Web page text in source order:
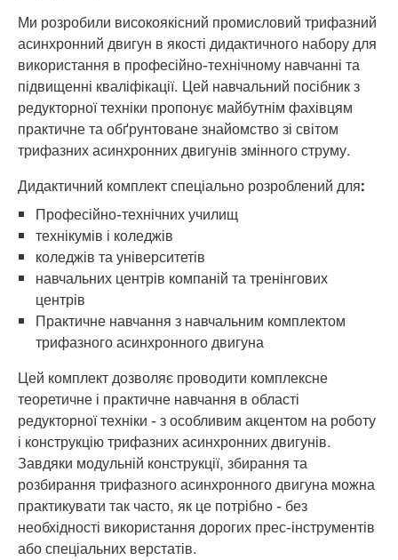
Ми розробили високоякісний промисловий трифазний
асинхронний двигун в якості дидактичного набору для
використання в професійно-технічному навчанні та
підвищенні кваліфікації. Цей навчальний посібник з
редукторної техніки пропонує майбутнім фахівцям
практичне та обґрунтоване знайомство зі світом
трифазних асинхронних двигунів змінного струму.
Дидактичний комплект спеціально розроблений для:
Професійно-технічних училищ
технікумів і коледжів
коледжів та університетів
навчальних центрів компаній та тренінгових
центрів
Практичне навчання з навчальним комплектом
трифазного асинхронного двигуна
Цей комплект дозволяє проводити комплексне
теоретичне і практичне навчання в області
редукторної техніки - з особливим акцентом на роботу
і конструкцію трифазних асинхронних двигунів.
Завдяки модульній конструкції, збирання та
розбирання трифазного асинхронного двигуна можна
практикувати так часто, як це потрібно - без
необхідності використання дорогих прес-інструментів
або спеціальних верстатів.